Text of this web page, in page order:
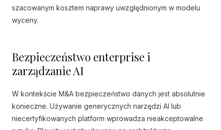
szacowanym kosztem naprawy uwzględnionym w modelu
wyceny.
Bezpieczeństwo enterprise i
zarządzanie AI
W kontekście M&A bezpieczeństwo danych jest absolutnie
konieczne. Używanie generycznych narzędzi AI lub
niecertyfikowanych platform wprowadza nieakceptowalne